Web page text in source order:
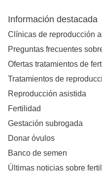
Información destacada
Clínicas de reproducción
Preguntas frecuentes
Ofertas tratamientos de
Tratamientos de
Reproducción asistida
Fertilidad
Gestación subrogada
Donar óvulos
Banco de semen
Últimas noticias sobre